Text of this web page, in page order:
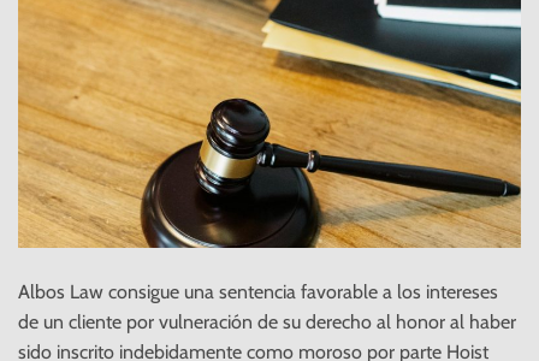
Albos Law consigue una sentencia favorable a los intereses
de un cliente por vulneración de su derecho al honor al haber
sido inscrito indebidamente como moroso por parte Hoist